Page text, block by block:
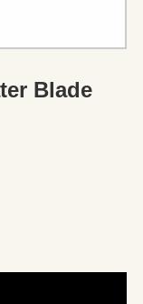
Blade